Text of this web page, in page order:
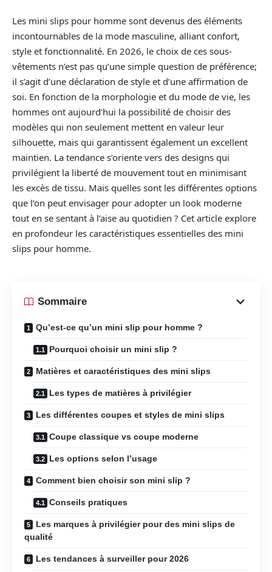
Les mini slips pour homme sont devenus des éléments
incontournables de la mode masculine, alliant confort,
style et fonctionnalité. En 2026, le choix de ces sous-
vêtements n’est pas qu’une simple question de préférence;
il s’agit d’une déclaration de style et d’une affirmation de
soi. En fonction de la morphologie et du mode de vie, les
hommes ont aujourd’hui la possibilité de choisir des
modèles qui non seulement mettent en valeur leur
silhouette, mais qui garantissent également un excellent
maintien. La tendance s’oriente vers des designs qui
privilégient la liberté de mouvement tout en minimisant
les excès de tissu. Mais quelles sont les différentes options
que l’on peut envisager pour adopter un look moderne
tout en se sentant à l’aise au quotidien ? Cet article explore
en profondeur les caractéristiques essentielles des mini
slips pour homme.
Sommaire
Qu’est-ce qu’un mini slip pour homme ?
Pourquoi choisir un mini slip ?
Matières et caractéristiques des mini slips
Les types de matières à privilégier
Les différentes coupes et styles de mini slips
Coupe classique vs coupe moderne
Les options selon l’usage
Comment bien choisir son mini slip ?
Conseils pratiques
Les marques à privilégier pour des mini slips de
qualité
Les tendances à surveiller pour 2026